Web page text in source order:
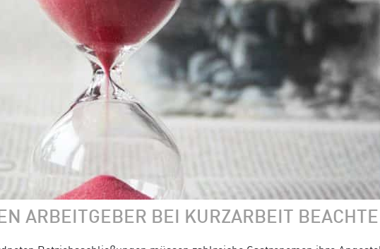
ARBEITGEBER BEI KURZARBEIT